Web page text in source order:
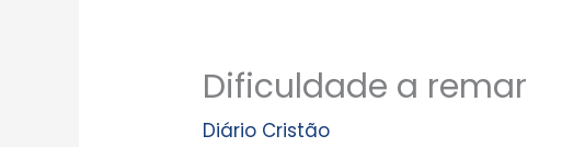
Dificuldade a remar
Diário Cristão